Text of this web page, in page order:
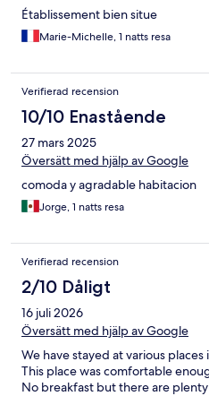
Établissement bien situe
Marie-Michelle, 1 natts resa
Verifierad recension
10/10 Enastående
27 mars 2025
Översätt med hjälp av Google
comoda y agradable habitacion
Jorge, 1 natts resa
Verifierad recension
2/10 Dåligt
16 juli 2026
Översätt med hjälp av Google
We have stayed at various
This place was comfortable
No breakfast but there are